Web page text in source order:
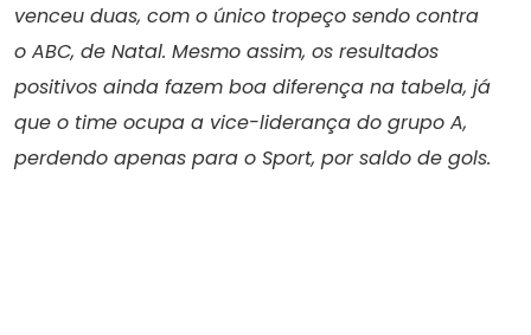
venceu duas, com o único tropeço sendo contra
o ABC, de Natal. Mesmo assim, os resultados
positivos ainda fazem boa diferença na tabela, já
que o time ocupa a vice-liderança do grupo A,
perdendo apenas para o Sport, por saldo de gols.